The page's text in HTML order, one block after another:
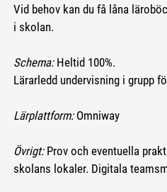
Vid behov kan du få låna
i skolan.
Schema:Heltid 100%.
Lärarledd undervisning i grupp
Lärplattform:Omniway
Övrigt: Prov och eventuella
skolans lokaler. Digitala